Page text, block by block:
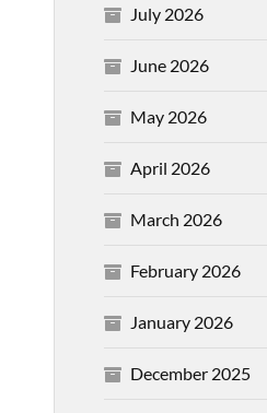
July 2026
June 2026
May 2026
April 2026
March 2026
February 2026
January 2026
December 2025